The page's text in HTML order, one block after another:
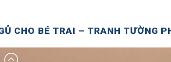
CHO BÉ TRAI – TRANH TƯỜNG